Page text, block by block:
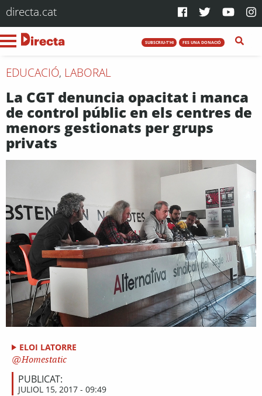
directa.cat
SUBSCRIU-T'HI FES UNA DONACIÓ
EDUCACIÓ, LABORAL
La CGT denuncia opacitat i manca
de control públic en els centres de
menors gestionats per grups
privats
ELOI LATORRE
Homestatic
PUBLICAT:
JULIOL 15, 2017 - 09:49